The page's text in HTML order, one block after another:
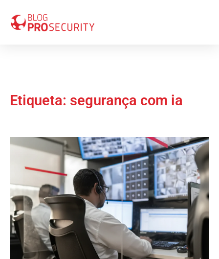
Etiqueta: segurança com ia